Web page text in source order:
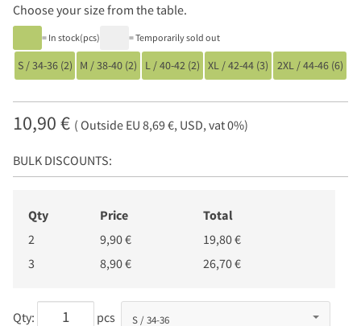
Choose your size from the table.
= In stock(pcs) = Temporarily sold out
S / 34-36 (2) M / 38-40 (2) L / 40-42 (2) XL / 42-44 (3) 2XL / 44-46 (6)
10,90 € ( Outside EU 8,69 €, USD, vat 0%)
BULK DISCOUNTS:
Qty Price
Total
2
9,90 €
19,80 €
3
8,90 € 26,70 €
Qty: pcs